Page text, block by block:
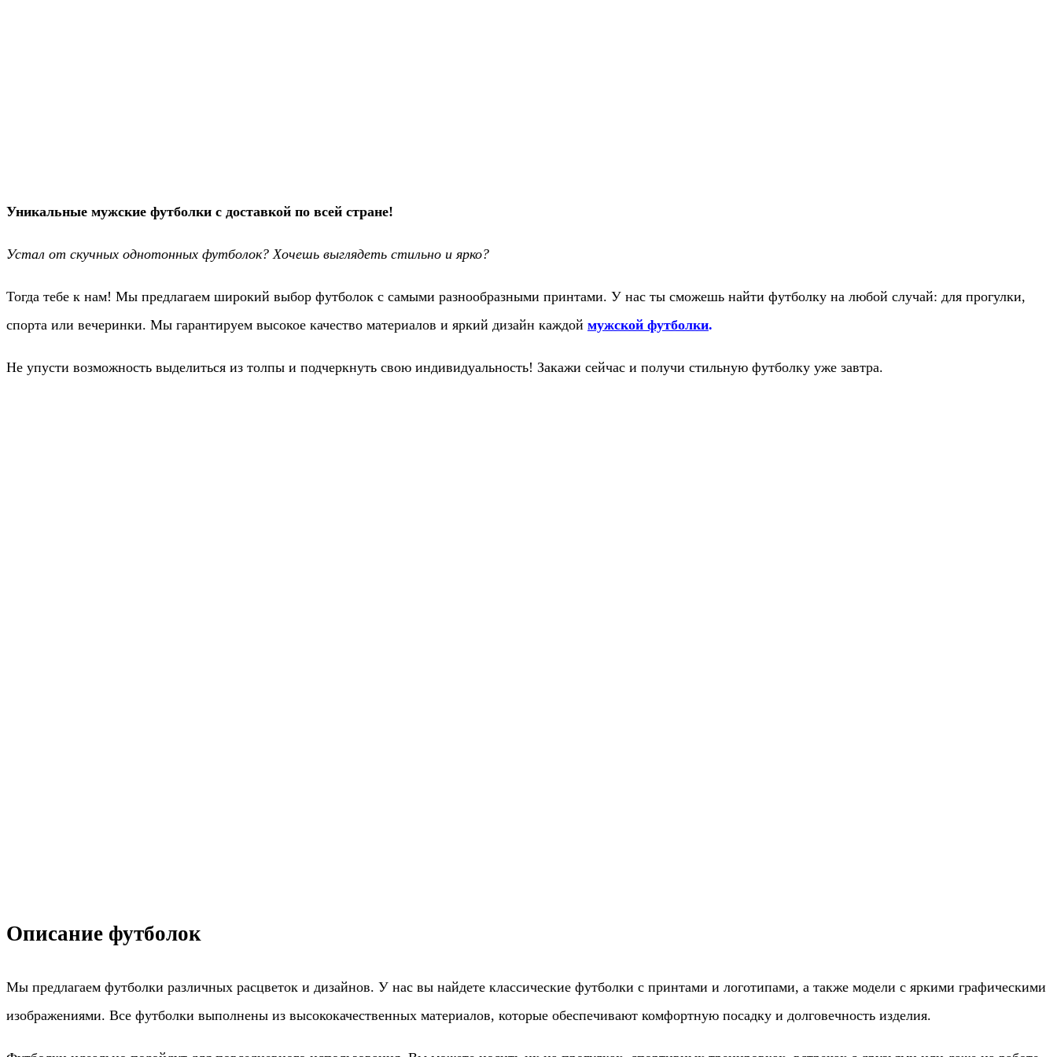
Уникальные мужские футболки с доставкой по всей стране!
Устал от скучных однотонных футболок? Хочешь выглядеть стильно и ярко?
Тогда тебе к нам! Мы предлагаем широкий выбор футболок с самыми разнообразными принтами. У нас ты сможешь найти футболку на любой случай: для прогулки,
спорта или вечеринки. Мы гарантируем высокое качество материалов и яркий дизайн каждой мужской футболки.
Не упусти возможность выделиться из толпы и подчеркнуть свою индивидуальность! Закажи сейчас и получи стильную футболку уже завтра.
Описание футболок
Мы предлагаем футболки различных расцветок и дизайнов. У нас вы найдете классические футболки с принтами и логотипами, а также модели с яркими графическими
изображениями. Все футболки выполнены из высококачественных материалов, которые обеспечивают комфортную посадку и долговечность изделия.